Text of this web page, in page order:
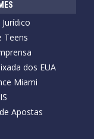
Teens
dos EUA
Miami
Apostas